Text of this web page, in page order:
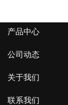
产品中心
公司动态
关于我们
联系我们